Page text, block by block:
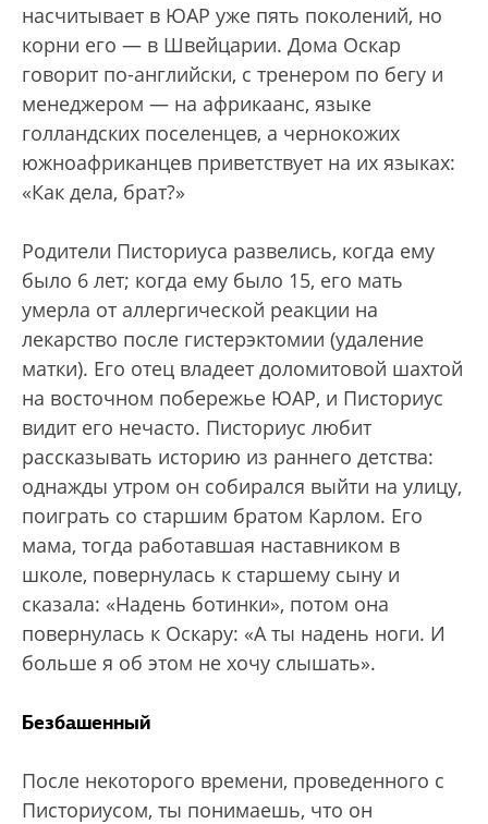
насчитывает в ЮАР уже пять поколений, но
корни его — в Швейцарии. Дома Оскар
говорит по-английски, с тренером по бегу и
менеджером — на африкаанс, языке
голландских поселенцев, а чернокожих
южноафриканцев приветствует на их языках:
«Как дела, брат?»
Родители Писториуса развелись, когда ему
было 6 лет; когда ему было 15, его мать
умерла от аллергической реакции на
лекарство после гистерэктомии (удаление
матки). Его отец владеет доломитовой шахтой
на восточном побережье ЮАР, и Писториус
видит его нечасто. Писториус любит
рассказывать историю из раннего детства:
однажды утром он собирался выйти на улицу,
поиграть со старшим братом Карлом. Его
мама, тогда работавшая наставником в
школе, повернулась к старшему сыну и
сказала: «Надень ботинки», потом она
повернулась к Оскару: «А ты надень ноги. И
больше я об этом не хочу слышать».
Безбашенный
После некоторого времени, проведенного с
Писториусом, ты понимаешь, что он